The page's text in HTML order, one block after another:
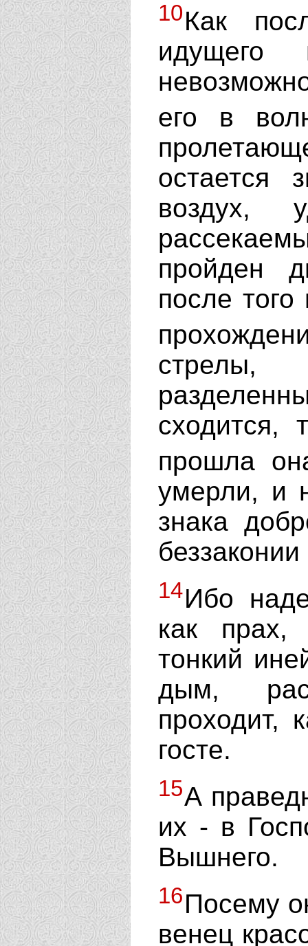
10Как
идущего
его в
остается
воздух,
пройден
после того
сходится,
прошла
умерли, и
знака
14Ибо
как
тонкий
дым,
проходит,
госте.
15А
их - в
Вышнего.
16Посему
венец